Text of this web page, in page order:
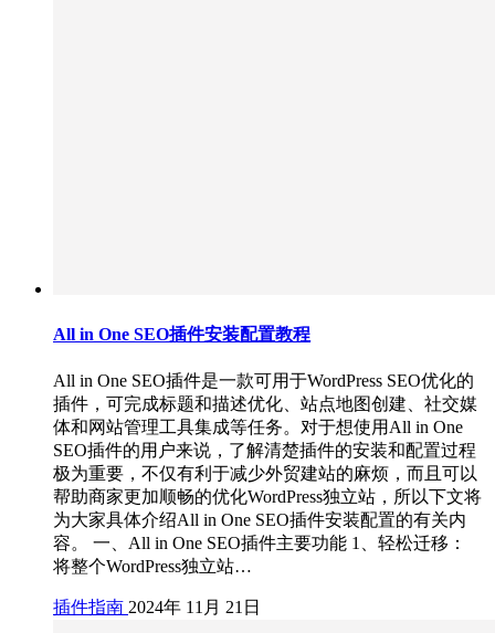
All in One SEO插件安装配置教程
All in One SEO插件是一款可用于WordPress SEO优化的
插件，可完成标题和描述优化、站点地图创建、社交媒
体和网站管理工具集成等任务。对于想使用All in One
SEO插件的用户来说，了解清楚插件的安装和配置过程
极为重要，不仅有利于减少外贸建站的麻烦，而且可以
帮助商家更加顺畅的优化WordPress独立站，所以下文将
为大家具体介绍All in One SEO插件安装配置的有关内
容。 一、All in One SEO插件主要功能 1、轻松迁移：
将整个WordPress独立站…
插件指南 2024年 11月 21日